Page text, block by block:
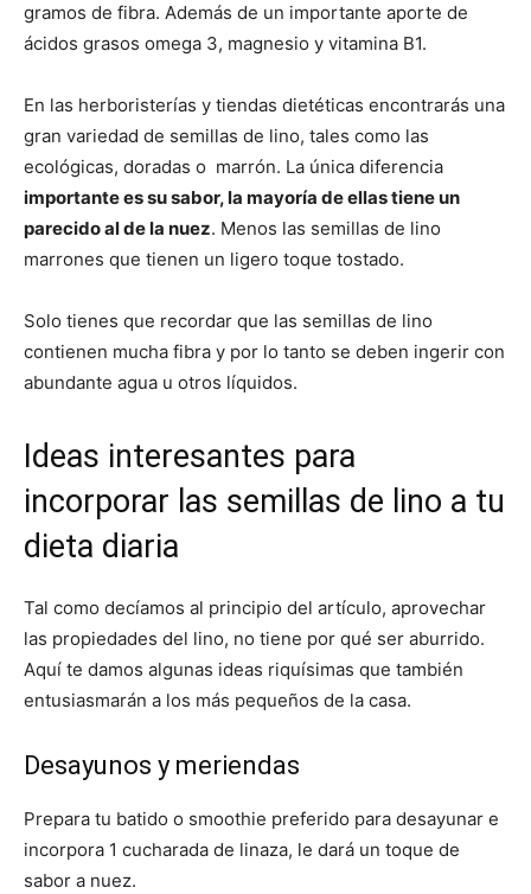
gramos de fibra. Además de un importante aporte de
ácidos grasos omega 3, magnesio y vitamina B1.
En las herboristerías y tiendas dietéticas encontrarás una
gran variedad de semillas de lino, tales como las
ecológicas, doradas o marrón. La única diferencia
importante es su sabor, la mayoría de ellas tiene un
parecido al de la nuez. Menos las semillas de lino
marrones que tienen un ligero toque tostado.
Solo tienes que recordar que las semillas de lino
contienen mucha fibra y por lo tanto se deben ingerir con
abundante agua u otros líquidos.
Ideas interesantes para
incorporar las semillas de lino a tu
dieta diaria
Tal como decíamos al principio del artículo, aprovechar
las propiedades del lino, no tiene por qué ser aburrido.
Aquí te damos algunas ideas riquísimas que también
entusiasmarán a los más pequeños de la casa.
Desayunos y meriendas
Prepara tu batido o smoothie preferido para desayunar e
incorpora 1 cucharada de linaza, le dará un toque de
sabor a nuez.